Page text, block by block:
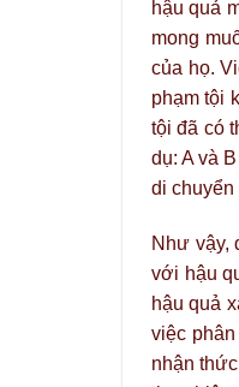
hậu quả
mong
của họ.
phạm tội
tội đã có
dụ: A và
di chuyển
Như vậy,
với hậu
hậu quả
việc
nhận